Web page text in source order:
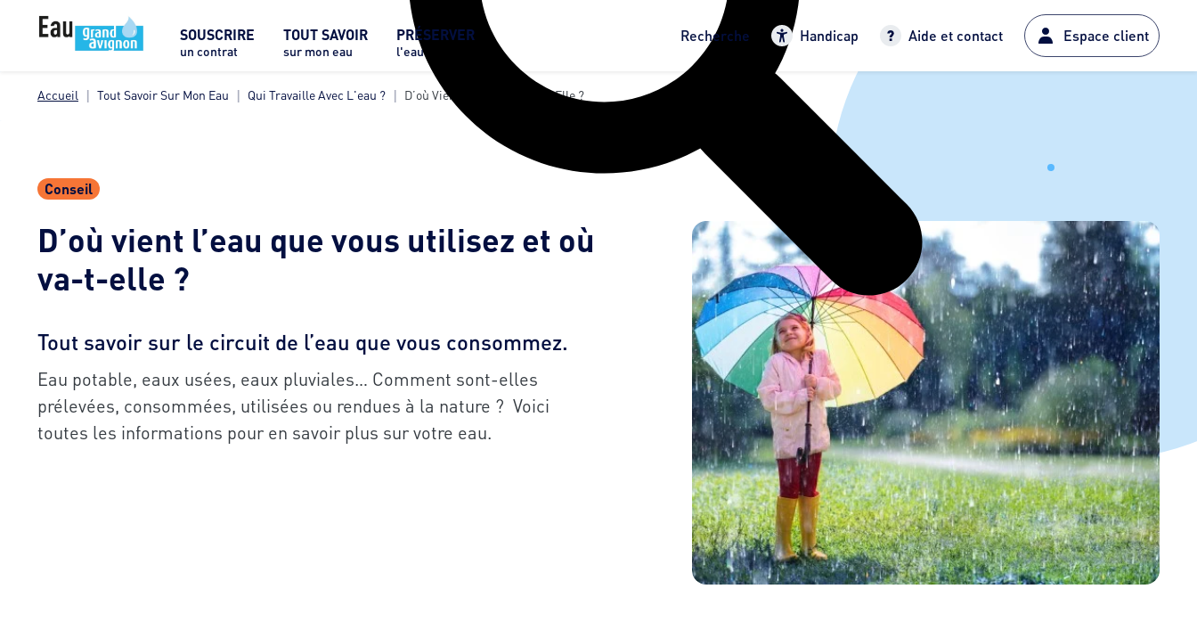
SOUSCRIRE
un contrat
TOUT SAVOIR
sur mon eau
PRÉSERVER
l'eau
Recherche Handicap Aide et contact Espace client
Accueil Tout Savoir Sur Mon Eau Qui Travaille Avec L'eau ? D’où Vient L’eau Et Où Va-T-Elle ?
Conseil
D’où vient l’eau que vous utilisez et où
va-t-elle ?
Tout savoir sur le circuit de l’eau que vous consommez.
Eau potable, eaux usées, eaux pluviales… Comment sont-elles
prélevées, consommées, utilisées ou rendues à la nature ? Voici
toutes les informations pour en savoir plus sur votre eau.